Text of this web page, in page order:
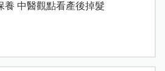
養 中醫觀點看產後掉髮